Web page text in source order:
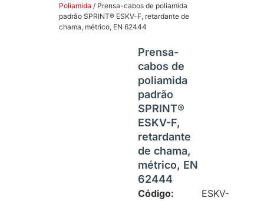
Poliamida / Prensa-cabos de poliamida
padrão SPRINT® ESKV-F, retardante de
chama, métrico, EN 62444
Prensa-
cabos de
poliamida
padrão
SPRINT®
ESKV-F,
retardante
de chama,
métrico, EN
62444
Código:
ESKV-